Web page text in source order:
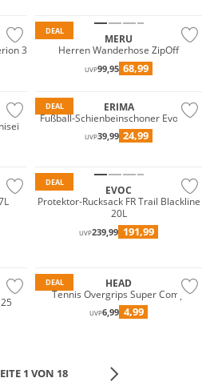
3
DEAL
MERU
Herren Wanderhose ZipOff
UVP99,95 68,99
DEAL
ERIMA
Fußball-Schienbeinschoner Evo Flex
UVP39,99 24,99
DEAL
EVOC
Protektor-Rucksack FR Trail Blackline
20L
UVP239,99 191,99
DEAL
HEAD
Tennis Overgrips Super Comp
UVP6,99 4,99
1 VON 18